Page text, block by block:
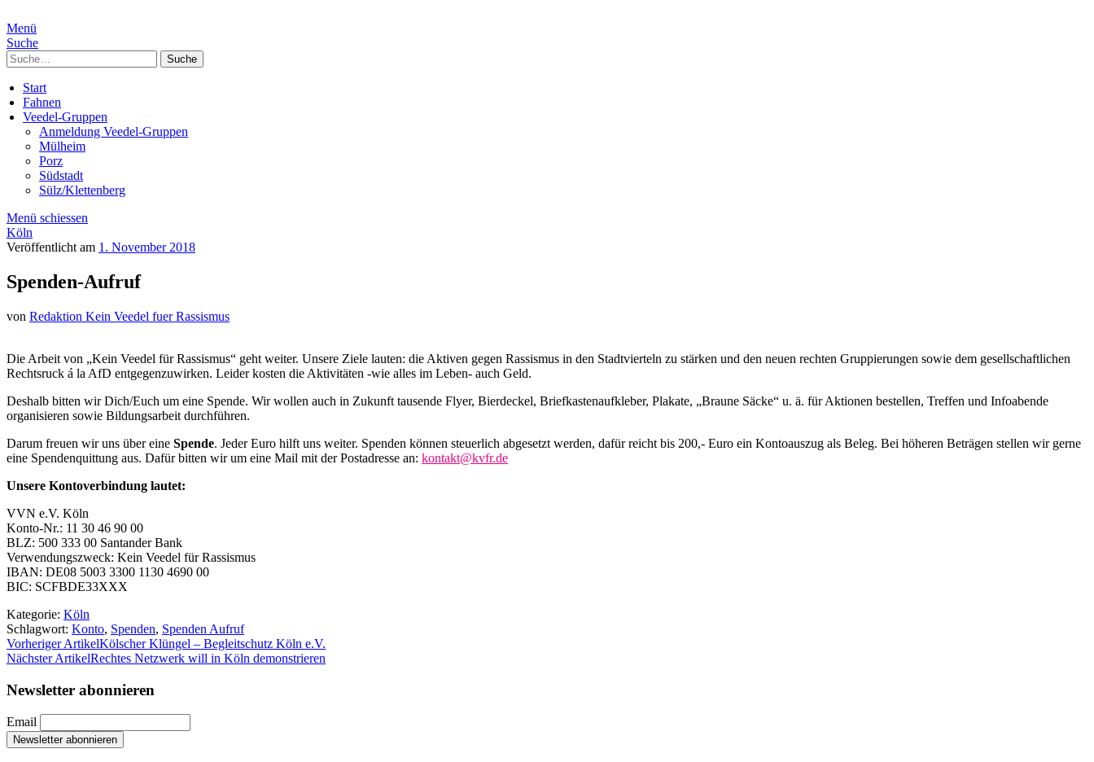
Menü
Suche
Suche
Start
Fahnen
Veedel-Gruppen
Anmeldung Veedel-Gruppen
Mülheim
Porz
Südstadt
Sülz/Klettenberg
Menü schiessen
Köln
Veröffentlicht am 1. November 2018
Spenden-Aufruf
von Redaktion Kein Veedel fuer Rassismus
Die Arbeit von „Kein Veedel für Rassismus“ geht weiter. Unsere Ziele lauten: die Aktiven gegen Rassismus in den Stadtvierteln zu stärken und den neuen rechten Gruppierungen sowie dem gesellschaftlichen
Rechtsruck á la AfD entgegenzuwirken. Leider kosten die Aktivitäten -wie alles im Leben- auch Geld.
Deshalb bitten wir Dich/Euch um eine Spende. Wir wollen auch in Zukunft tausende Flyer, Bierdeckel, Briefkastenaufkleber, Plakate, „Braune Säcke“ u. ä. für Aktionen bestellen, Treffen und Infoabende
organisieren sowie Bildungsarbeit durchführen.
Darum freuen wir uns über eine Spende. Jeder Euro hilft uns weiter. Spenden können steuerlich abgesetzt werden, dafür reicht bis 200,- Euro ein Kontoauszug als Beleg. Bei höheren Beträgen stellen wir gerne
eine Spendenquittung aus. Dafür bitten wir um eine Mail mit der Postadresse an: kontakt@kvfr.de
Unsere Kontoverbindung lautet:
VVN e.V. Köln
Konto-Nr.: 11 30 46 90 00
BLZ: 500 333 00 Santander Bank
Verwendungszweck: Kein Veedel für Rassismus
IBAN: DE08 5003 3300 1130 4690 00
BIC: SCFBDE33XXX
Kategorie: Köln
Schlagwort: Konto, Spenden, Spenden Aufruf
Vorheriger ArtikelKölscher Klüngel – Begleitschutz Köln e.V.
Nächster ArtikelRechtes Netzwerk will in Köln demonstrieren
Newsletter abonnieren
Email